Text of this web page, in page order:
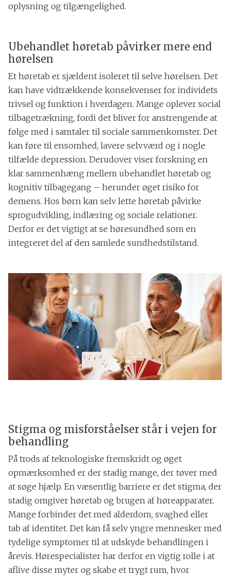
oplysning og tilgængelighed.
Ubehandlet høretab påvirker mere end
hørelsen
Et høretab er sjældent isoleret til selve hørelsen. Det
kan have vidtrækkende konsekvenser for individets
trivsel og funktion i hverdagen. Mange oplever social
tilbagetrækning, fordi det bliver for anstrengende at
følge med i samtaler til sociale sammenkomster. Det
kan føre til ensomhed, lavere selvværd og i nogle
tilfælde depression. Derudover viser forskning en
klar sammenhæng mellem ubehandlet høretab og
kognitiv tilbagegang – herunder øget risiko for
demens. Hos børn kan selv lette høretab påvirke
sprogudvikling, indlæring og sociale relationer.
Derfor er det vigtigt at se høresundhed som en
integreret del af den samlede sundhedstilstand.
Stigma og misforståelser står i vejen for
behandling
På trods af teknologiske fremskridt og øget
opmærksomhed er der stadig mange, der tøver med
at søge hjælp. En væsentlig barriere er det stigma, der
stadig omgiver høretab og brugen af høreapparater.
Mange forbinder det med alderdom, svaghed eller
tab af identitet. Det kan få selv yngre mennesker med
tydelige symptomer til at udskyde behandlingen i
årevis. Hørespecialister har derfor en vigtig rolle i at
aflive disse myter og skabe et trygt rum, hvor